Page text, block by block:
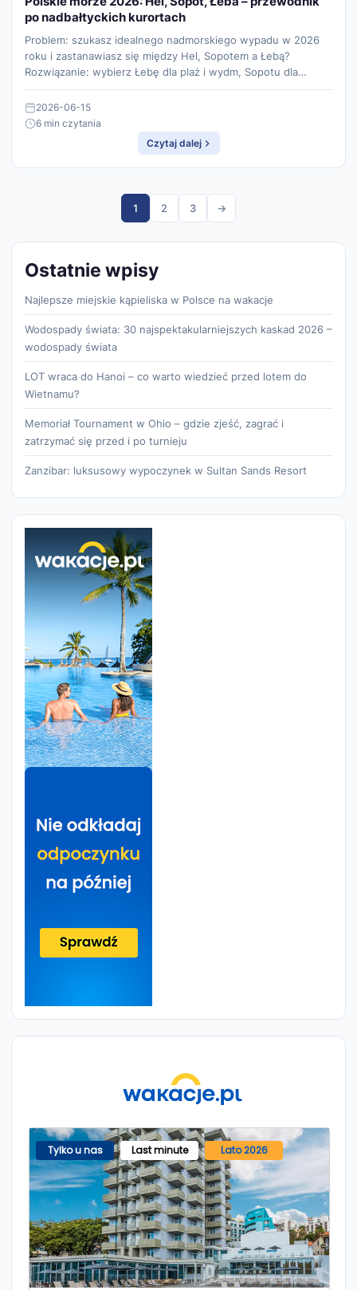
po nadbałtyckich kurortach
Problem: szukasz idealnego nadmorskiego wypadu w 2026
roku i zastanawiasz się między Hel, Sopotem a Łebą?
Rozwiązanie: wybierz Łebę dla plaż i wydm, Sopotu dla…
2026-06-15
6 min czytania
Czytaj dalej
1 2 3 →
Ostatnie wpisy
Najlepsze miejskie kąpieliska w Polsce na wakacje
Wodospady świata: 30 najspektakularniejszych kaskad 2026 –
wodospady świata
LOT wraca do Hanoi – co warto wiedzieć przed lotem do
Wietnamu?
Memoriał Tournament w Ohio – gdzie zjeść, zagrać i
zatrzymać się przed i po turnieju
Zanzibar: luksusowy wypoczynek w Sultan Sands Resort
Tylko u nas Last minute Lato 2026